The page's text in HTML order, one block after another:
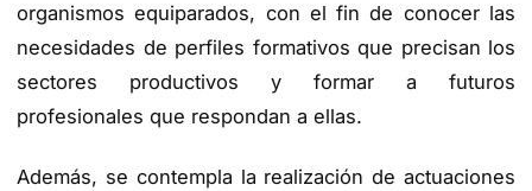
organismos equiparados, con el fin de conocer las
necesidades de perfiles formativos que precisan los
sectores productivos y formar a futuros
profesionales que respondan a ellas.
Además, se contempla la realización de actuaciones